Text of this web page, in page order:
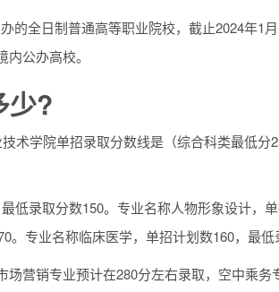
的全日制普通高等职业院校，截止2024年1
公办高校。
少?
术学院单招录取分数线是（综合科类最低分
低录取分数150。专业名称人物形象设计，
专业名称临床医学，单招计划数160，最低
营销专业预计在280分左右录取，空中乘务